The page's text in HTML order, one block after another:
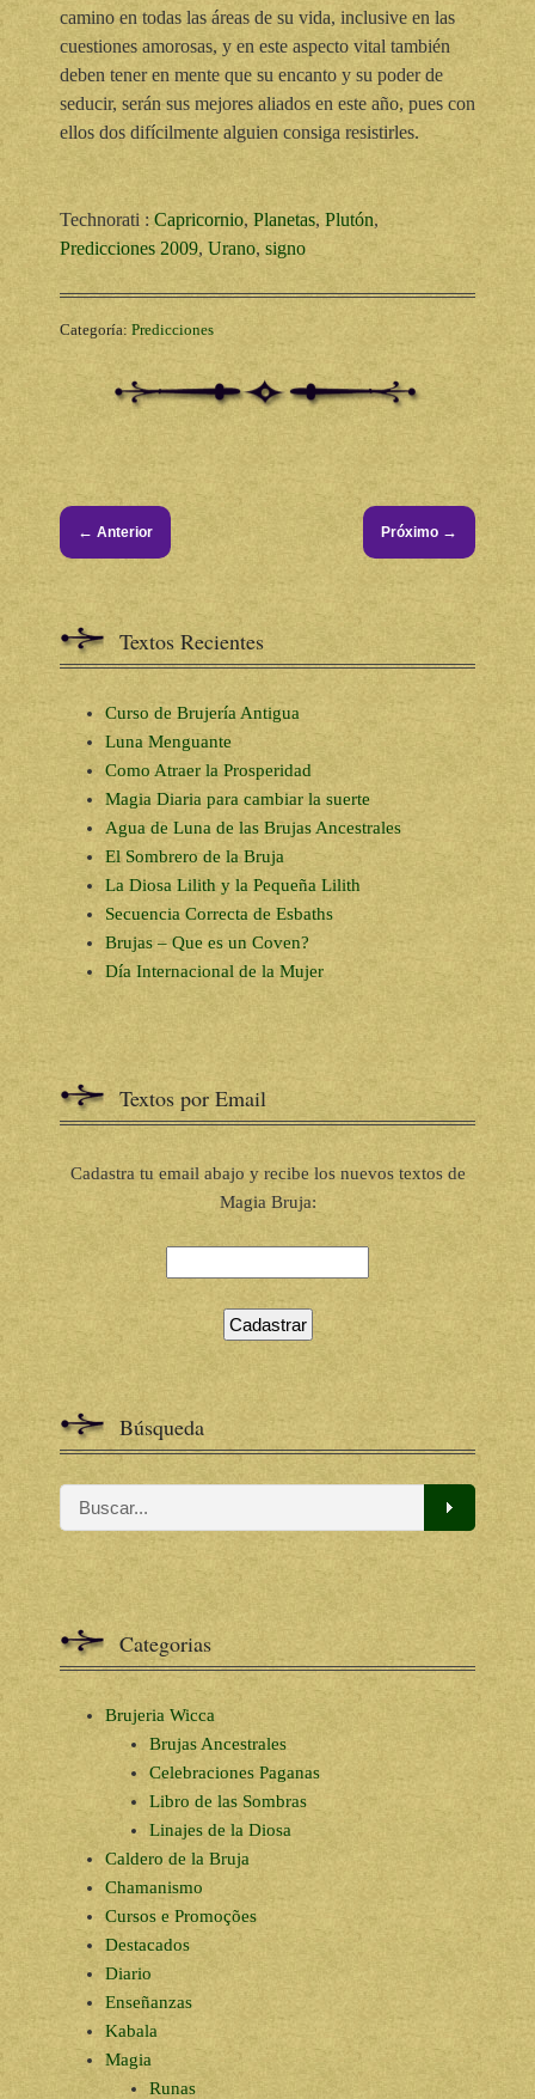
camino en todas las áreas de su vida, inclusive en las
cuestiones amorosas, y en este aspecto vital también
deben tener en mente que su encanto y su poder de
seducir, serán sus mejores aliados en este año, pues con
ellos dos difícilmente alguien consiga resistirles.
Technorati : Capricornio, Planetas, Plutón,
Predicciones 2009, Urano, signo
Categoría: Predicciones
← Anterior Próximo →
Textos Recientes
Curso de Brujería Antigua
Luna Menguante
Como Atraer la Prosperidad
Magia Diaria para cambiar la suerte
Agua de Luna de las Brujas Ancestrales
El Sombrero de la Bruja
La Diosa Lilith y la Pequeña Lilith
Secuencia Correcta de Esbaths
Brujas – Que es un Coven?
Día Internacional de la Mujer
Textos por Email
Cadastra tu email abajo y recibe los nuevos textos de
Magia Bruja:
Búsqueda
Categorias
Brujeria Wicca
Brujas Ancestrales
Celebraciones Paganas
Libro de las Sombras
Linajes de la Diosa
Caldero de la Bruja
Chamanismo
Cursos e Promoções
Destacados
Diario
Enseñanzas
Kabala
Magia
Runas